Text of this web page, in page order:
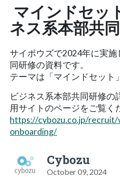
マインドセッ
ネス系本部共
サイボウズで2024年に実
同研修の資料です。
テーマは「マインドセット
ビジネス系本部共同研修の
用サイトのページをご覧く
https://cybozu.co.jp/recruit/
onboarding/
Cybozu
October 09, 2024